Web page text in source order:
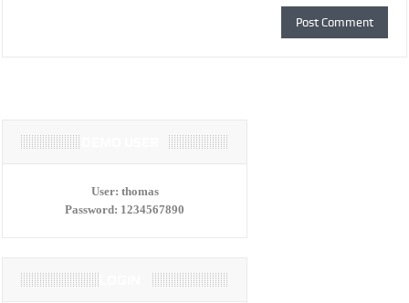
User: thomas
Password: 1234567890